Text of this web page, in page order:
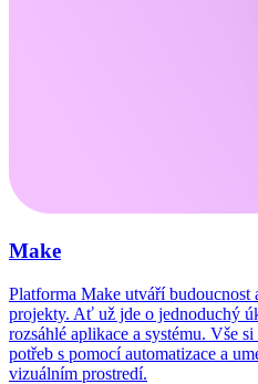
Make
Platforma Make utváří
projekty. Ať už jde o jednoduchý
rozsáhlé aplikace a systému. Vše
potřeb s pomocí automatizace a
vizuálním prostredí.